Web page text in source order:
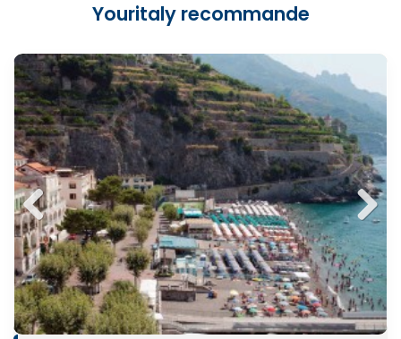
Youritaly recommande
Previ
ous
Next